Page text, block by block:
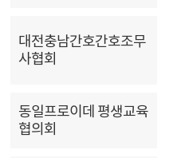
대전충남간호간호조무
사협회
동일프로이데 평생교육
협의회